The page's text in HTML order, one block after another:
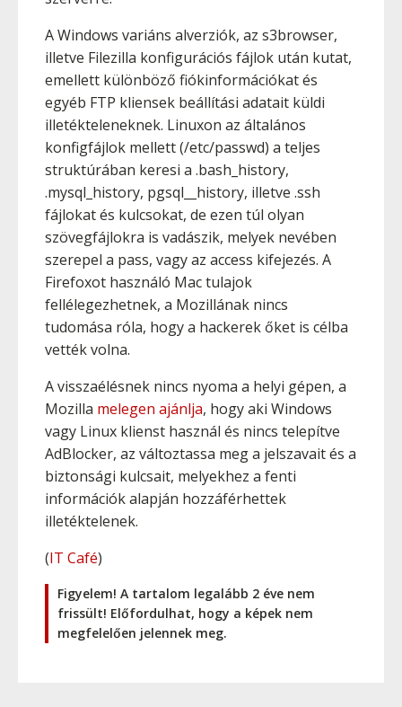
A Windows variáns alverziók, az s3browser,
illetve Filezilla konfigurációs fájlok után kutat,
emellett különböző fiókinformációkat és
egyéb FTP kliensek beállítási adatait küldi
illetékteleneknek. Linuxon az általános
konfigfájlok mellett (/etc/passwd) a teljes
struktúrában keresi a .bash_history,
.mysql_history, pgsql__history, illetve .ssh
fájlokat és kulcsokat, de ezen túl olyan
szövegfájlokra is vadászik, melyek nevében
szerepel a pass, vagy az access kifejezés. A
Firefoxot használó Mac tulajok
fellélegezhetnek, a Mozillának nincs
tudomása róla, hogy a hackerek őket is célba
vették volna.
A visszaélésnek nincs nyoma a helyi gépen, a
Mozilla melegen ajánlja, hogy aki Windows
vagy Linux klienst használ és nincs telepítve
AdBlocker, az változtassa meg a jelszavait és a
biztonsági kulcsait, melyekhez a fenti
információk alapján hozzáférhettek
illetéktelenek.
(IT Café)
Figyelem! A tartalom legalább 2 éve nem
frissült! Előfordulhat, hogy a képek nem
megfelelően jelennek meg.